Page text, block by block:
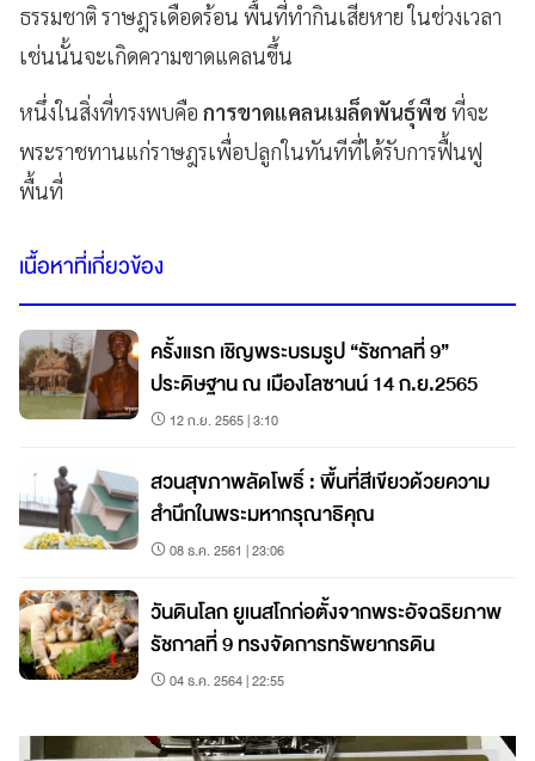
ธรรมชาติ ราษฎรเดือดร้อน พื้นที่ทำกินเสียหาย ในช่วงเวลา
เช่นนั้นจะเกิดความขาดแคลนขึ้น
หนึ่งในสิ่งที่ทรงพบคือ การขาดแคลนเมล็ดพันธุ์พืชที่จะ
พระราชทานแก่ราษฎรเพื่อปลูกในทันทีที่ได้รับการฟื้นฟู
พื้นที่
เนื้อหาที่เกี่ยวข้อง
ครั้งแรก เชิญพระบรมรูป “รัชกาลที่ 9”
ประดิษฐาน ณ เมืองโลซานน์ 14 ก.ย.2565
12 ก.ย. 2565 | 3:10
สวนสุขภาพลัดโพธิ์ : พื้นที่สีเขียวด้วยความ
สำนึกในพระมหากรุณาธิคุณ
08 ธ.ค. 2561 | 23:06
วันดินโลก ยูเนสโกก่อตั้งจากพระอัจฉริยภาพ
รัชกาลที่ 9 ทรงจัดการทรัพยากรดิน
04 ธ.ค. 2564 | 22:55